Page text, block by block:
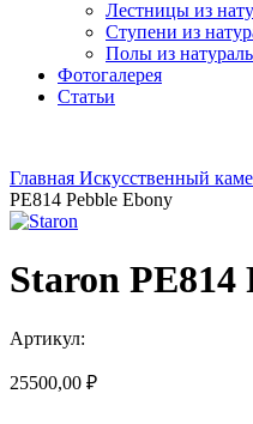
Лестницы из
Ступени из
Полы из
Фотогалерея
Статьи
Главная Искусственный
PE814 Pebble Ebony
Staron PE814
Артикул:
25500,00 ₽